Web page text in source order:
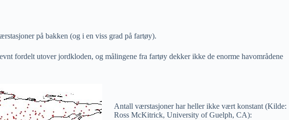
på bakken (og i en viss grad på fartøy).
fordelt utover jordkloden, og målingene fra fartøy dekker ikke de enorme havområdene
Antall værstasjoner har heller ikke vært konstant (Kilde:
Ross McKitrick, University of Guelph, CA):